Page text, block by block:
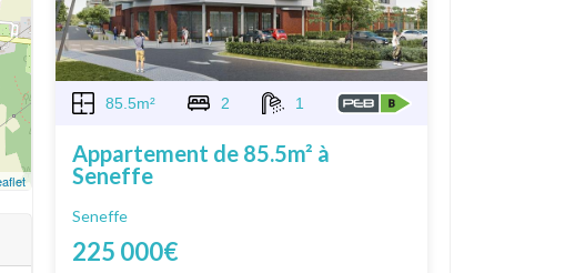
85.5m² 2 1
Appartement de 85.5m² à
Seneffe
Seneffe
225 000€